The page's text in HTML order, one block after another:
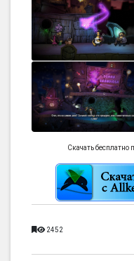
Скачать бесплатно
2452